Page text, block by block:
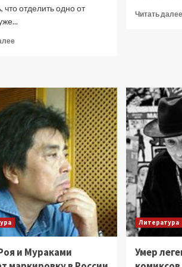
что отделить одно от
Прочитать
хайп:
«Дьявол
носит
Prada
2»
заставил
жить
внутри
своей
рекламы
Читать далее
и Мураками
Литература
Умер